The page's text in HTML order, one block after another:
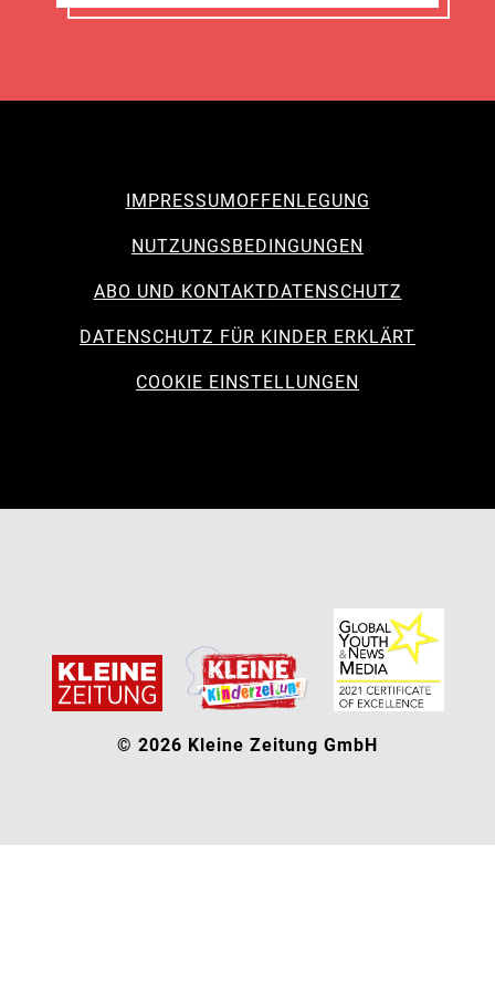
IMPRESSUM OFFENLEGUNG
NUTZUNGSBEDINGUNGEN
ABO UND KONTAKTDATENSCHUTZ
DATENSCHUTZ FÜR KINDER ERKLÄRT
COOKIE EINSTELLUNGEN
© 2026 Kleine Zeitung GmbH